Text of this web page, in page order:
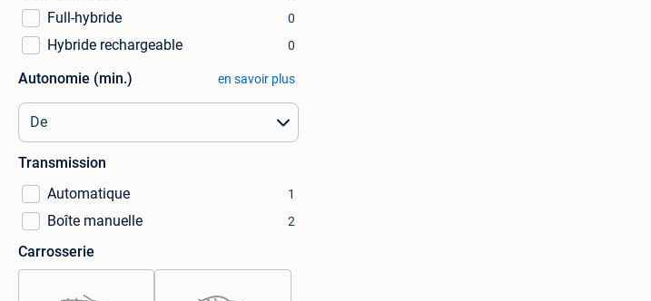
Full-hybride 0
Hybride rechargeable 0
Autonomie (min.) en savoir plus
Transmission
Automatique
1
Boîte manuelle 2
Carrosserie